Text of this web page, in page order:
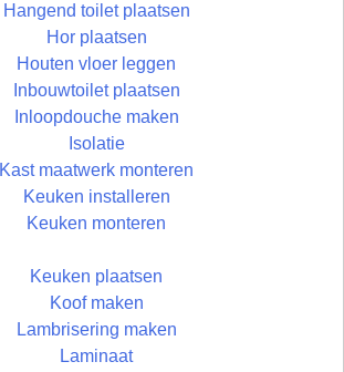
Hangend toilet plaatsen
Hor plaatsen
Houten vloer leggen
Inbouwtoilet plaatsen
Inloopdouche maken
Isolatie
Kast maatwerk monteren
Keuken installeren
Keuken monteren
Keuken plaatsen
Koof maken
Lambrisering maken
Laminaat